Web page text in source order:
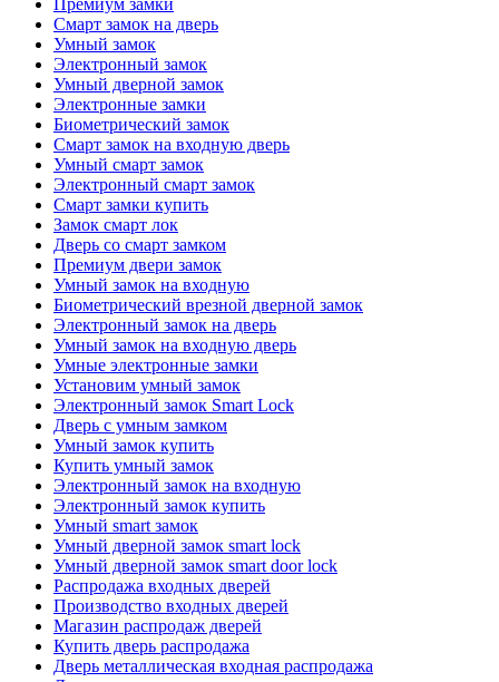
Премиум замки
Смарт замок на дверь
Умный замок
Электронный замок
Умный дверной замок
Электронные замки
Биометрический замок
Смарт замок на входную дверь
Умный смарт замок
Электронный смарт замок
Смарт замки купить
Замок смарт лок
Дверь со смарт замком
Премиум двери замок
Умный замок на входную
Биометрический врезной дверной замок
Электронный замок на дверь
Умный замок на входную дверь
Умные электронные замки
Установим умный замок
Электронный замок Smart Lock
Дверь с умным замком
Умный замок купить
Купить умный замок
Электронный замок на входную
Электронный замок купить
Умный smart замок
Умный дверной замок smart lock
Умный дверной замок smart door lock
Распродажа входных дверей
Производство входных дверей
Магазин распродаж дверей
Купить дверь распродажа
Дверь металлическая входная распродажа